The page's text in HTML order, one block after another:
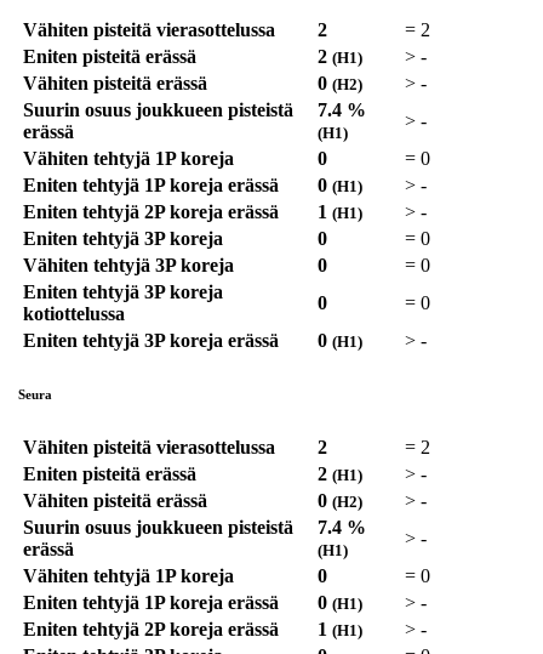
Vähiten pisteitä vierasottelussa 2 = 2
Eniten pisteitä erässä
2 (H1) > -
Vähiten pisteitä erässä
0 (H2) > -
Suurin osuus joukkueen pisteistä
erässä
7.4 %
(H1)
> -
Vähiten tehtyjä 1P koreja
0 = 0
Eniten tehtyjä 1P koreja erässä
0 (H1) > -
Eniten tehtyjä 2P koreja erässä
1 (H1) > -
Eniten tehtyjä 3P koreja
0 = 0
Vähiten tehtyjä 3P koreja
0 = 0
Eniten tehtyjä 3P koreja
kotiottelussa
0 = 0
Eniten tehtyjä 3P koreja erässä
0 (H1) > -
Seura
Vähiten pisteitä vierasottelussa 2 = 2
Eniten pisteitä erässä
2 (H1) > -
Vähiten pisteitä erässä
0 (H2) > -
Suurin osuus joukkueen pisteistä
erässä
7.4 %
(H1)
> -
Vähiten tehtyjä 1P koreja
0 = 0
Eniten tehtyjä 1P koreja erässä
0 (H1) > -
Eniten tehtyjä 2P koreja erässä
1 (H1) > -